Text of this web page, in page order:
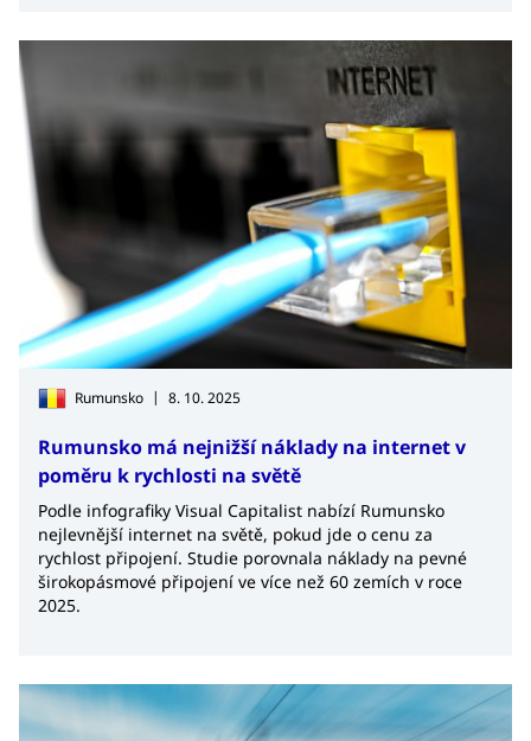
Rumunsko | 8. 10. 2025
Rumunsko má nejnižší náklady na internet v
poměru k rychlosti na světě
Podle infografiky Visual Capitalist nabízí Rumunsko
nejlevnější internet na světě, pokud jde o cenu za
rychlost připojení. Studie porovnala náklady na pevné
širokopásmové připojení ve více než 60 zemích v roce
2025.